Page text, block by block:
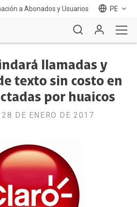
a Abonados y Usuarios PE
llamadas y
texto sin costo en
por huaicos
28 DE ENERO DE 2017